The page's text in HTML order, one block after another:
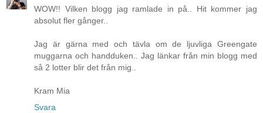
WOW!! Vilken blogg jag ramlade in på.. Hit kommer jag
absolut fler gånger..
Jag är gärna med och tävla om de ljuvliga Greengate
muggarna och handduken.. Jag länkar från min blogg med
så 2 lotter blir det från mig..
Kram Mia
Svara